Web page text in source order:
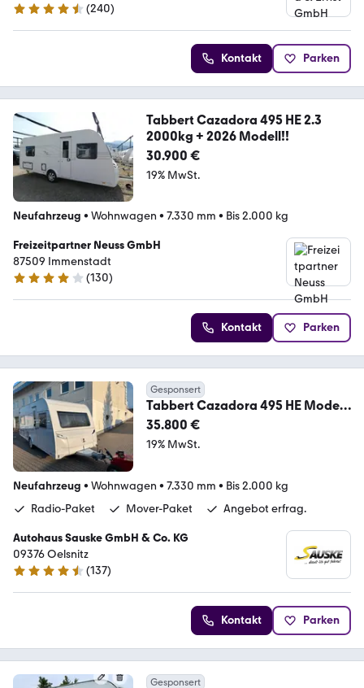
4.6 Sterne
(240)
Kontakt Parken
Tabbert Cazadora 495 HE 2.3
2000kg + 2026 Modell!!
30.900 €
19% MwSt.
Neufahrzeug • Wohnwagen • 7.330 mm • Bis 2.000 kg
Freizeitpartner Neuss GmbH
87509 Immenstadt
4.2 Sterne
(130)
Kontakt Parken
Gesponsert
Tabbert Cazadora 495 HE Modell
26
35.800 €
19% MwSt.
Neufahrzeug • Wohnwagen • 7.330 mm • Bis 2.000 kg
Radio-Paket
Mover-Paket Angebot erfrag.
Autohaus Sauske GmbH & Co. KG
09376 Oelsnitz
4.3 Sterne
(137)
Kontakt Parken
Gesponsert